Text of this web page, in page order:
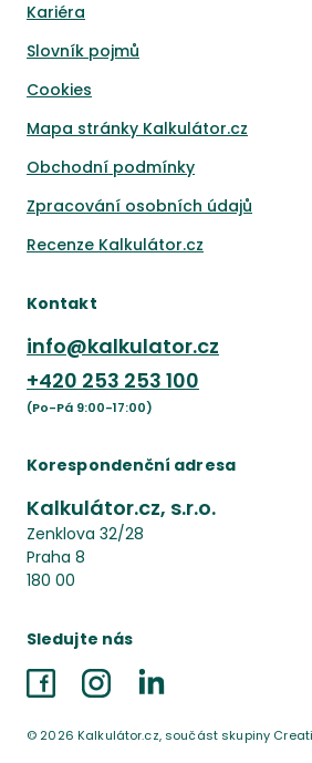
Kariéra
Slovník pojmů
Cookies
Mapa stránky Kalkulátor.cz
Obchodní podmínky
Zpracování osobních údajů
Recenze Kalkulátor.cz
Kontakt
info@kalkulator.cz
+420 253 253 100
(Po-Pá 9:00-17:00)
Korespondenční adresa
Kalkulátor.cz, s.r.o.
Zenklova 32/28
Praha 8
180 00
Sledujte nás
FacebookInstagramLinkedIn
© 2026 Kalkulátor.cz, součást skupiny